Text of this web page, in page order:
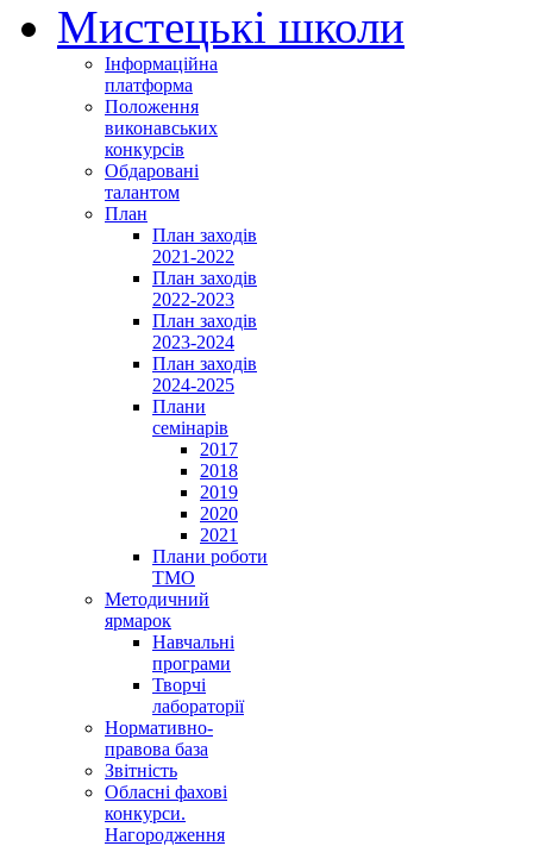
Мистецькі школи
Інформаційна
платформа
Положення
виконавських
конкурсів
Обдаровані
талантом
План
План заходів
2021-2022
План заходів
2022-2023
План заходів
2023-2024
План заходів
2024-2025
Плани
семінарів
2017
2018
2019
2020
2021
Плани роботи
ТМО
Методичний
ярмарок
Навчальні
програми
Творчі
лабораторії
Нормативно-
правова база
Звітність
Обласні фахові
конкурси.
Нагородження